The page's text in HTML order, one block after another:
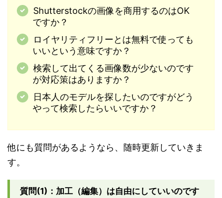
Shutterstockの画像を商用するのはOK
ですか？
ロイヤリティフリーとは無料で使っても
いいという意味ですか？
検索して出てくる画像数が少ないのです
が対応策はありますか？
日本人のモデルを探したいのですがどう
やって検索したらいいですか？
他にも質問があるようなら、随時更新していきま
す。
質問(1)：加工（編集）は自由にしていいのです